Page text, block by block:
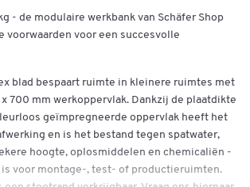
- de modulaire werkbank van Schäfer Shop
voorwaarden voor een succesvolle
blad bespaart ruimte in kleinere ruimtes met
700 mm werkoppervlak. Dankzij de plaatdikte
geïmpregneerde oppervlak heeft het
en is het bestand tegen spatwater,
hoogte, oplosmiddelen en chemicaliën -
is voor montage-, test- of productieruimten.